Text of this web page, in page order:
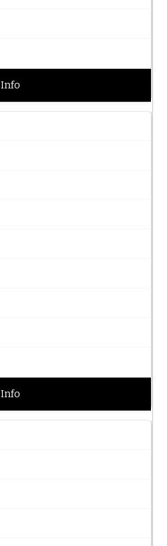
Info
Info